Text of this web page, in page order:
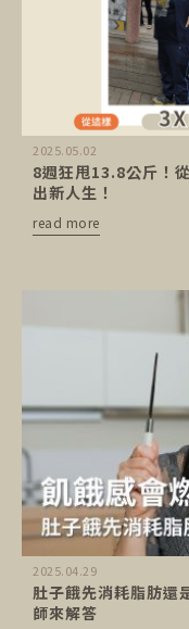
2025.05.02
8週狂甩13.8公斤！
出新人生！
read more
2025.04.29
肚子餓先消耗脂肪還
師來解答